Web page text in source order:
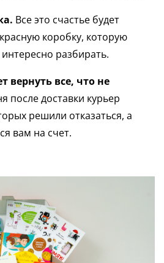
Все это счастье будет
коробку, которую
разбирать.
вернуть все, что не
после доставки курьер
решили отказаться, а
вам на счет.